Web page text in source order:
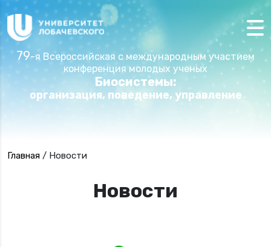
79-я Всероссийская с международным участием
конференция молодых ученых
Биосистемы:
организация, поведение, управление
Главная / Новости
Новости